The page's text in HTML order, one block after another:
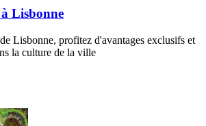
Lisbonne
Lisbonne, profitez d'avantages exclusifs et
la culture de la ville